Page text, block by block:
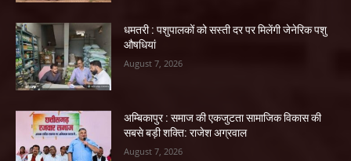
धमतरी : पशुपालकों को सस्ती दर पर मिलेंगी जेनेरिक पशु
औषधियां
August 7, 2026
अम्बिकापुर : समाज की एकजुटता सामाजिक विकास की
सबसे बड़ी शक्ति: राजेश अग्रवाल
August 7, 2026